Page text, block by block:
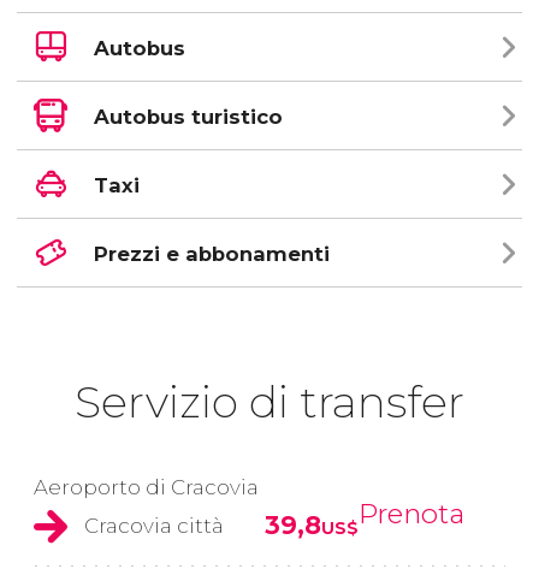
Autobus
Autobus turistico
Taxi
Prezzi e abbonamenti
Servizio di transfer
Aeroporto di Cracovia
Cracovia città
39,8US$Prenota